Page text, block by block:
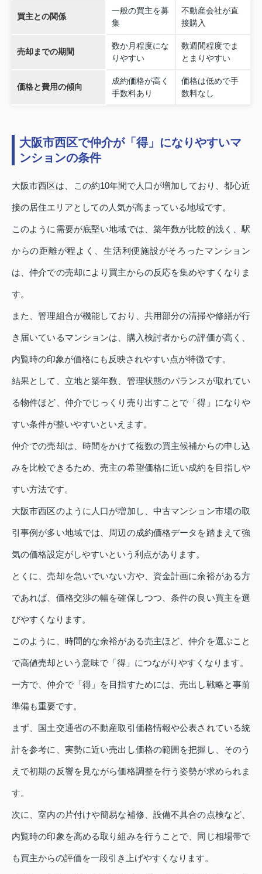
買主との関係
一般の買主を募
集
不動産会社が直
接購入
売却までの期間
数か月程度にな
りやすい
数週間程度でま
とまりやすい
価格と費用の傾向
成約価格が高く
手数料あり
価格は低めで手
数料なし
大阪市西区で仲介が「得」になりやすいマ
ンションの条件
大阪市西区は、この約10年間で人口が増加しており、都心近
接の居住エリアとしての人気が高まっている地域です。
このように需要が底堅い地域では、築年数が比較的浅く、駅
からの距離が程よく、生活利便施設がそろったマンション
は、仲介での売却により買主からの反応を集めやすくなりま
す。
また、管理組合が機能しており、共用部分の清掃や修繕が行
き届いているマンションは、購入検討者からの評価が高く、
内覧時の印象が価格にも反映されやすい点が特徴です。
結果として、立地と築年数、管理状態のバランスが取れてい
る物件ほど、仲介でじっくり売り出すことで「得」になりや
すい条件が整いやすいといえます。
仲介での売却は、時間をかけて複数の買主候補からの申し込
みを比較できるため、売主の希望価格に近い成約を目指しや
すい方法です。
大阪市西区のように人口が増加し、中古マンション市場の取
引事例が多い地域では、周辺の成約価格データを踏まえて強
気の価格設定がしやすいという利点があります。
とくに、売却を急いでいない方や、資金計画に余裕がある方
であれば、価格交渉の幅を確保しつつ、条件の良い買主を選
びやすくなります。
このように、時間的な余裕がある売主ほど、仲介を選ぶこと
で高値売却という意味で「得」につながりやすくなります。
一方で、仲介で「得」を目指すためには、売出し戦略と事前
準備も重要です。
まず、国土交通省の不動産取引価格情報や公表されている統
計を参考に、実勢に近い売出し価格の範囲を把握し、そのう
えで初期の反響を見ながら価格調整を行う姿勢が求められま
す。
次に、室内の片付けや簡易な補修、設備不具合の点検など、
内覧時の印象を高める取り組みを行うことで、同じ相場帯で
も買主からの評価を一段引き上げやすくなります。